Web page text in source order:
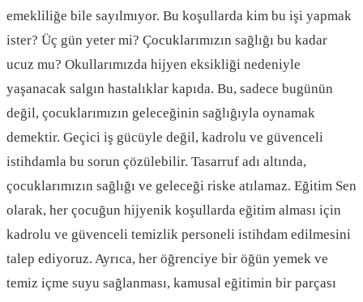
emekliliğe bile sayılmıyor. Bu koşullarda kim bu işi yapmak
ister? Üç gün yeter mi? Çocuklarımızın sağlığı bu kadar
ucuz mu? Okullarımızda hijyen eksikliği nedeniyle
yaşanacak salgın hastalıklar kapıda. Bu, sadece bugünün
değil, çocuklarımızın geleceğinin sağlığıyla oynamak
demektir. Geçici iş gücüyle değil, kadrolu ve güvenceli
istihdamla bu sorun çözülebilir. Tasarruf adı altında,
çocuklarımızın sağlığı ve geleceği riske atılamaz. Eğitim Sen
olarak, her çocuğun hijyenik koşullarda eğitim alması için
kadrolu ve güvenceli temizlik personeli istihdam edilmesini
talep ediyoruz. Ayrıca, her öğrenciye bir öğün yemek ve
temiz içme suyu sağlanması, kamusal eğitimin bir parçası